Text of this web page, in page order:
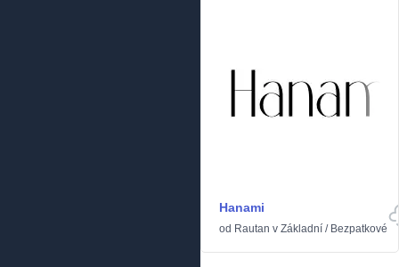
Hanami
od Rautan v Základní / Bezpatkové